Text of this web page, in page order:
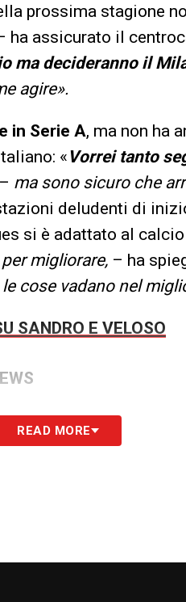
prossima stagione
ha assicurato il
ma decideranno il
agire».
in Serie A, ma non ha
«Vorrei tanto
ma sono sicuro che
deludenti di
si è adattato al
migliorare, – ha
cose vadano nel
SANDRO E VELOSO
READ MORE